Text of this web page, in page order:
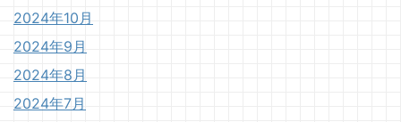
2024年10月
2024年9月
2024年8月
2024年7月